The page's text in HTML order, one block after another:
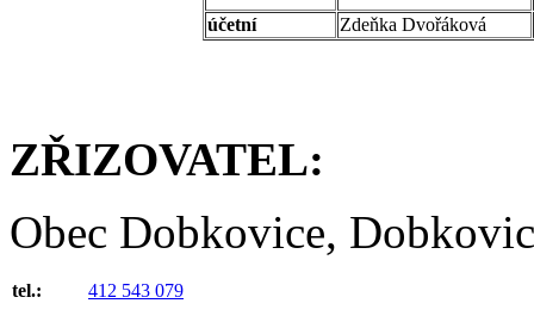
účetní Zdeňka Dvořáková
ZŘIZOVATEL:
Obec Dobkovice,
tel.: 412 543 079